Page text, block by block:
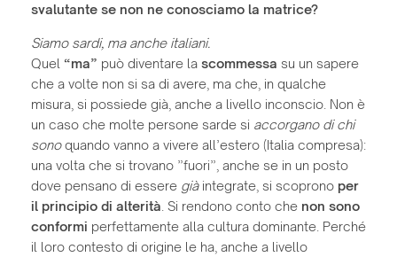
svalutante se non ne conosciamo la matrice?
Siamo sardi, ma anche italiani.
Quel “ma” può diventare la scommessa su un sapere
che a volte non si sa di avere, ma che, in qualche
misura, si possiede già, anche a livello inconscio. Non è
un caso che molte persone sarde si accorgano di chi
sonoquando vanno a vivere all’estero (Italia compresa):
una volta che si trovano ”fuori”, anche se in un posto
dove pensano di essere giàintegrate, si scoprono per
il principio di alterità . Si rendono conto che non sono
conformi perfettamente alla cultura dominante. Perché
il loro contesto di origine le ha, anche a livello